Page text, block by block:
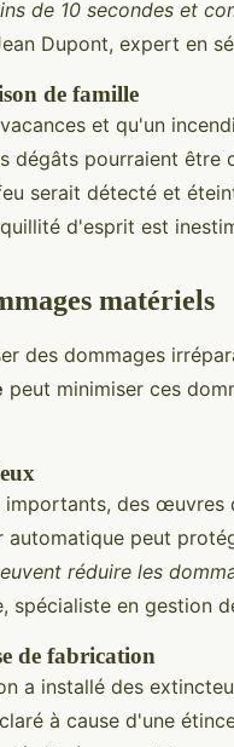
de 10 secondes et
Dupont, expert en
de famille
et qu'un
dégâts pourraient être
serait détecté et
d'esprit est
matériels
des dommages
peut minimiser ces
importants, des œuvres
peut
réduire les
spécialiste en gestion
de fabrication
a installé des
à cause d'une